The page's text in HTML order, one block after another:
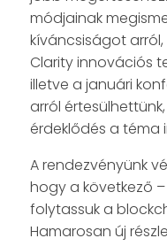
módjainak
kíváncsiságot
Clarity innovációs
illetve a januári
arról
érdeklődés a téma
A rendezvényünk
hogy a következő
folytassuk a
Hamarosan új